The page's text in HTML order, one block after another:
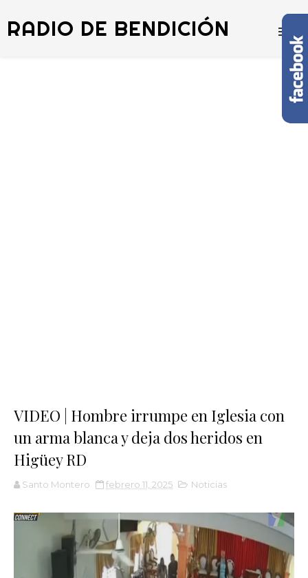
RADIO DE BENDICIÓN
VIDEO | Hombre irrumpe en Iglesia con
un arma blanca y deja dos heridos en
Higüey RD
Santo Montero febrero 11, 2025 Noticias